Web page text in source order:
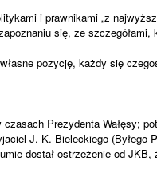
i prawnikami „z
się, ze szczegółami,
pozycję, każdy się
Prezydenta Wałęsy;
J. K. Bieleckiego (Byłego
dostał ostrzeżenie od